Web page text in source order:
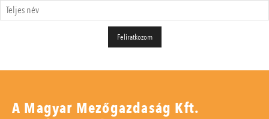
A Magyar Mezőgazdaság Kft.